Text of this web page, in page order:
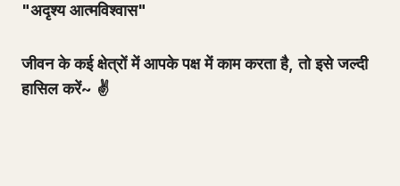
"अदृश्य आत्मविश्वास"
जीवन के कई क्षेत्रों में आपके पक्ष में काम करता है, तो इसे जल्दी
हासिल करें~ ✌️